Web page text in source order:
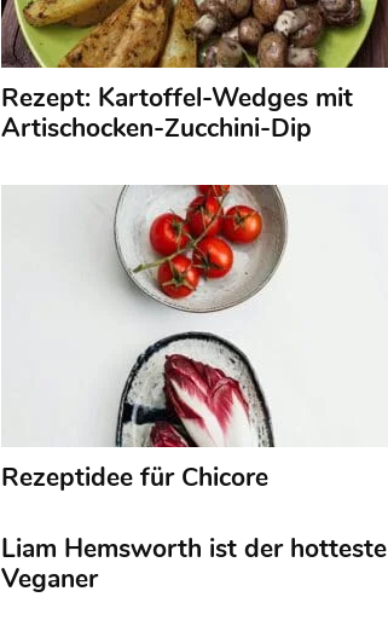
Rezept: Kartoffel-Wedges mit
Artischocken-Zucchini-Dip
Rezeptidee für Chicore
Liam Hemsworth ist der hotteste
Veganer